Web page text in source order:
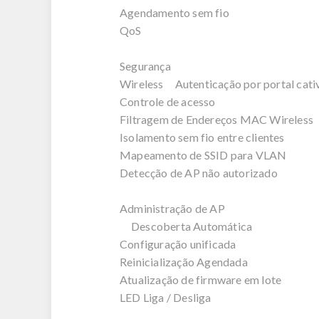
Agendamento sem fio
QoS
Segurança
Wireless Autenticação por portal
Controle de acesso
Filtragem de Endereços MAC Wireless
Isolamento sem fio entre clientes
Mapeamento de SSID para VLAN
Detecção de AP não autorizado
Administração de AP
Descoberta Automática
Configuração unificada
Reinicialização Agendada
Atualização de firmware em lote
LED Liga / Desliga